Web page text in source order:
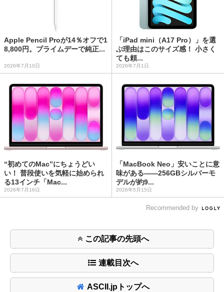
Apple Pencil Proが14％オフで1
8,800円。プライムデーで純正...
2026年7月10日
「iPad mini（A17 Pro）」を選
ぶ理由はこのサイズ感！ 小さく
ても頼...
2026年7月1日
“初めてのMac”にちょうどい
い！ 普段使いを気軽に始められ
る13インチ「Mac...
2026年7月16日
「MacBook Neo」安いことに意
味がある――256GBシルバーモ
デルが約9...
2026年5月15日
Recommended by
この記事の先頭へ
連載目次へ
ASCII.jpトップへ